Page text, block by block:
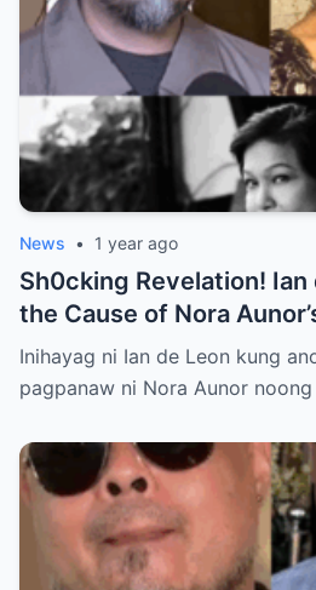
News • 1 year ago
Sh0cking Revelation! Ian
the Cause of Nora
Hidden Truth Lies Behind
Legend?
Inihayag ni Ian de Leon kung
pagpanaw ni Nora Aunor